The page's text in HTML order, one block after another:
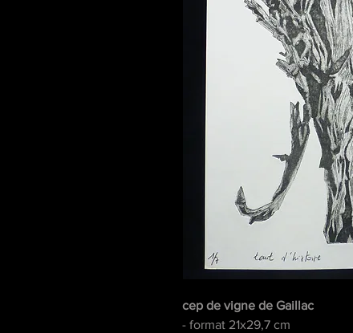
cep de vigne de Gaillac
- format 21x29,7 cm